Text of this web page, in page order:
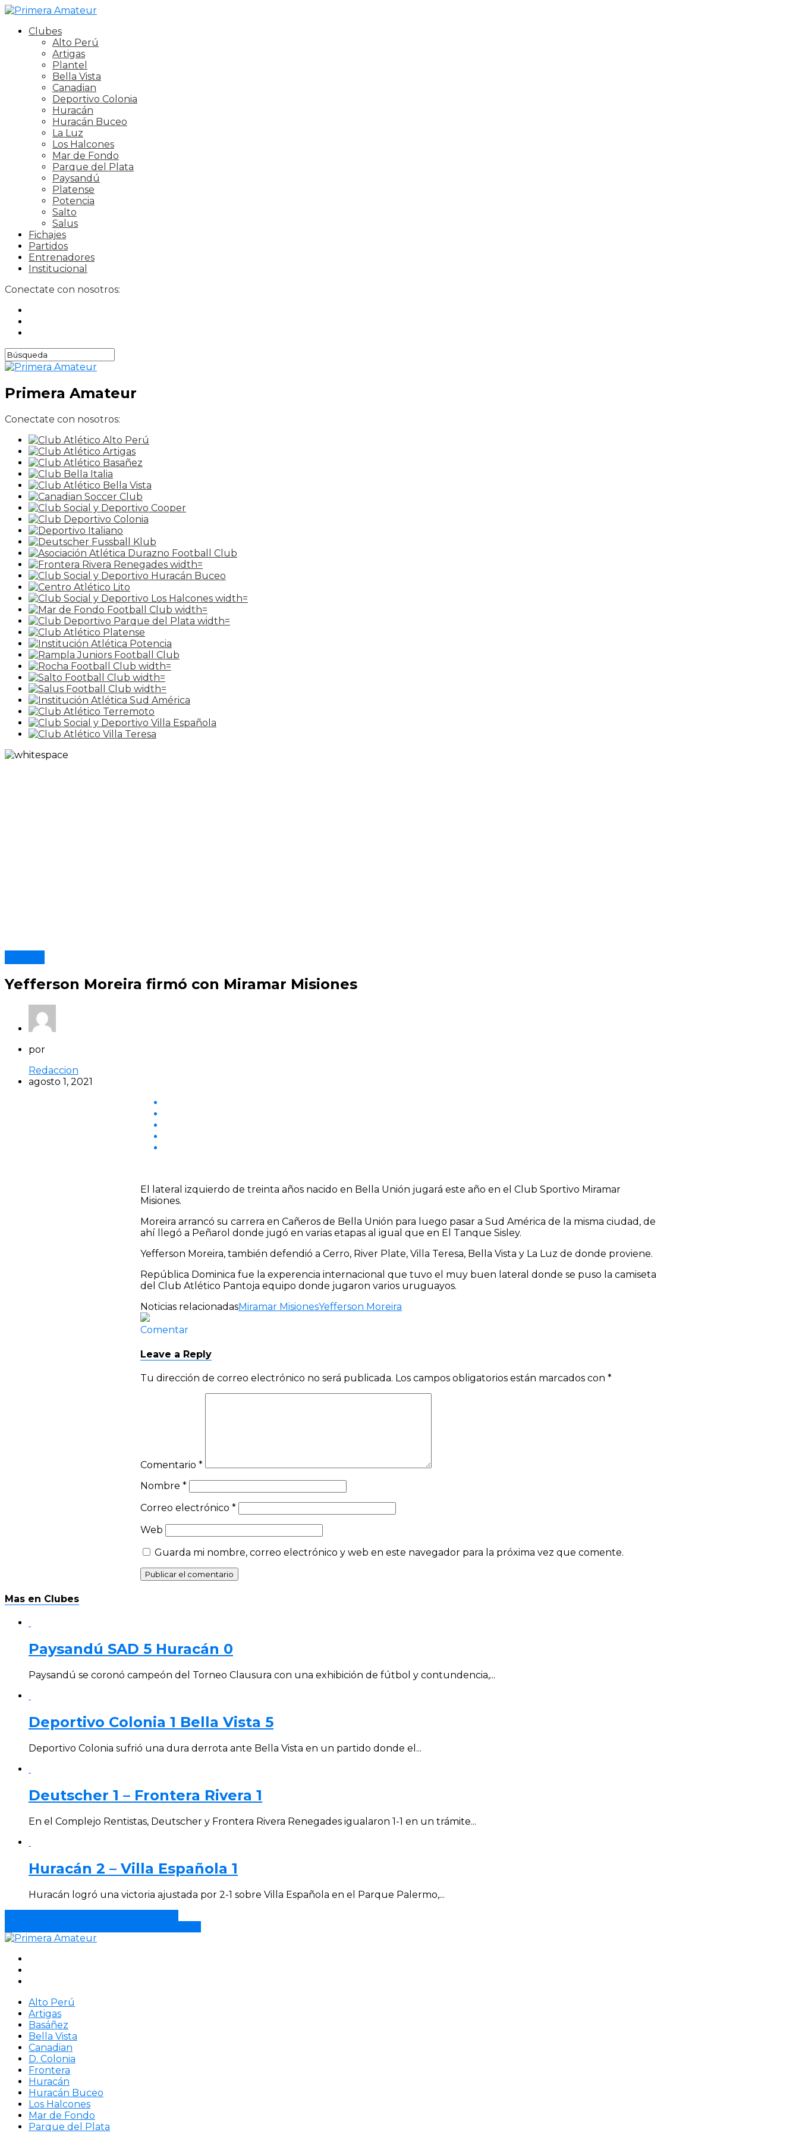
Clubes
Alto Perú
Artigas
Plantel
Bella Vista
Canadian
Deportivo Colonia
Huracán
Huracán Buceo
La Luz
Los Halcones
Mar de Fondo
Parque del Plata
Paysandú
Platense
Potencia
Salto
Salus
Fichajes
Partidos
Entrenadores
Institucional
Conectate con nosotros:
Primera Amateur
Conectate con nosotros:
Yefferson Moreira firmó con Miramar Misiones
por
Redaccion
agosto 1, 2021
El lateral izquierdo de treinta años nacido en Bella Unión jugará este año en el Club Sportivo Miramar
Misiones.
Moreira arrancó su carrera en Cañeros de Bella Unión para luego pasar a Sud América de la misma ciudad, de
ahí llegó a Peñarol donde jugó en varias etapas al igual que en El Tanque Sisley.
Yefferson Moreira, también defendió a Cerro, River Plate, Villa Teresa, Bella Vista y La Luz de donde proviene.
República Dominica fue la experencia internacional que tuvo el muy buen lateral donde se puso la camiseta
del Club Atlético Pantoja equipo donde jugaron varios uruguayos.
Noticias relacionadasMiramar MisionesYefferson Moreira
Comentar
Leave a Reply
Tu dirección de correo electrónico no será publicada. Los campos obligatorios están marcados con *
Comentario *
Nombre *
Correo electrónico *
Web
Guarda mi nombre, correo electrónico y web en este navegador para la próxima vez que comente.
Mas en Clubes
Paysandú SAD 5 Huracán 0
Paysandú se coronó campeón del Torneo Clausura con una exhibición de fútbol y contundencia,...
Deportivo Colonia 1 Bella Vista 5
Deportivo Colonia sufrió una dura derrota ante Bella Vista en un partido donde el...
Deutscher 1 – Frontera Rivera 1
En el Complejo Rentistas, Deutscher y Frontera Rivera Renegades igualaron 1-1 en un trámite...
Huracán 2 – Villa Española 1
Huracán logró una victoria ajustada por 2-1 sobre Villa Española en el Parque Palermo,...
Alto Perú
Artigas
Basáñez
Bella Vista
Canadian
D. Colonia
Frontera
Huracán
Huracán Buceo
Los Halcones
Mar de Fondo
Parque del Plata